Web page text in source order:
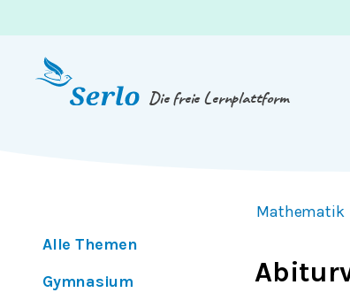
Die freie Lernplattform
Alle Themen
Gymnasium
Mathematik